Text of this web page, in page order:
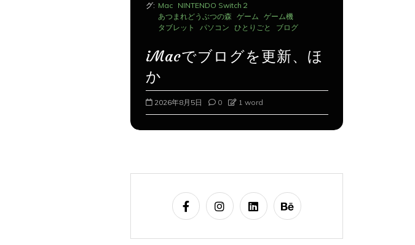
グ: Mac
NINTENDO Switch２
あつまれどうぶつの森 ゲーム ゲーム機
タブレット
パソコン ひとりごと ブログ
iMacでブログを更新、ほ
か
2026年8月5日 0 1 word